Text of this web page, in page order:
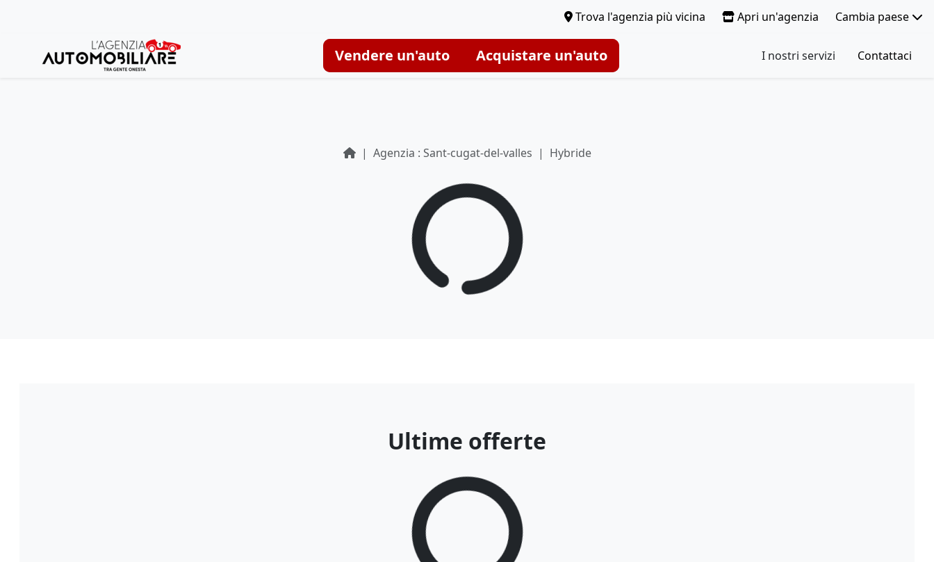
Trova l'agenzia più vicina Apri un'agenzia Cambia paese
Vendere un'auto Acquistare un'auto I nostri servizi Contattaci
Agenzia : Sant-cugat-del-valles Hybride
Ultime offerte